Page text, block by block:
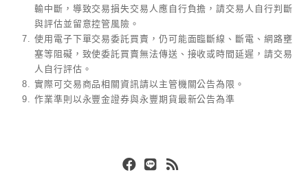
輸中斷，導致交易損失交易人應自行負擔，請交易人自行判斷
與評估並留意控管風險。
使用電子下單交易委託買賣，仍可能面臨斷線、斷電、網路壅
塞等阻礙，致使委託買賣無法傳送、接收或時間延遲，請交易
人自行評估。
實際可交易商品相關資訊請以主管機關公告為限。
作業準則以永豐金證券與永豐期貨最新公告為準